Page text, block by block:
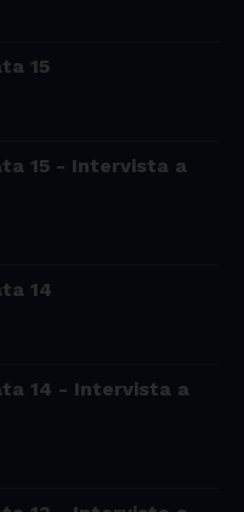
15
15 - Intervista a
14
14 - Intervista a